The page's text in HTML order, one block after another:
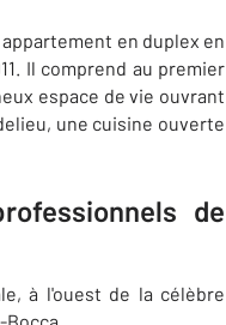
appartement en duplex en
Il comprend au premier
espace de vie ouvrant
une cuisine ouverte
de
à l'ouest de la célèbre